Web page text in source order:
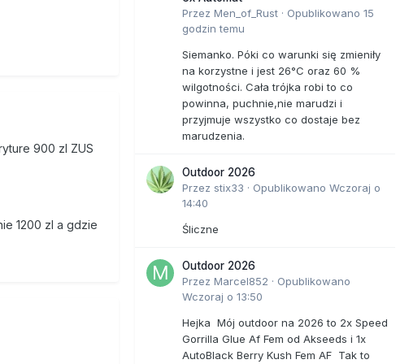
900 zl ZUS
1200 zl a gdzie
Przez Men_of_Rust · Opublikowano 15
godzin temu
Siemanko. Póki co warunki się zmieniły
na korzystne i jest 26°C oraz 60 %
wilgotności. Cała trójka robi to co
powinna, puchnie,nie marudzi i
przyjmuje wszystko co dostaje bez
marudzenia.
Outdoor 2026
Przez stix33 · Opublikowano Wczoraj o
14:40
Śliczne
Outdoor 2026
Przez Marcel852 · Opublikowano
Wczoraj o 13:50
Hejka Mój outdoor na 2026 to 2x Speed
Gorrilla Glue Af Fem od Akseeds i 1x
AutoBlack Berry Kush Fem AF Tak to